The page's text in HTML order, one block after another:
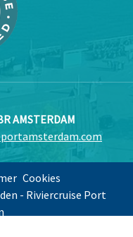
AMSTERDAM
- Riviercruise Port
Cookies